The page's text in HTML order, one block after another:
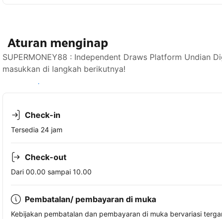
Aturan menginap
SUPERMONEY88 : Independent Draws Platform Undian
masukkan di langkah berikutnya!
Lihat ketersediaan
Check-in
Tersedia 24 jam
Check-out
Dari 00.00 sampai 10.00
Pembatalan/ pembayaran di muka
Kebijakan pembatalan dan pembayaran di muka bervariasi